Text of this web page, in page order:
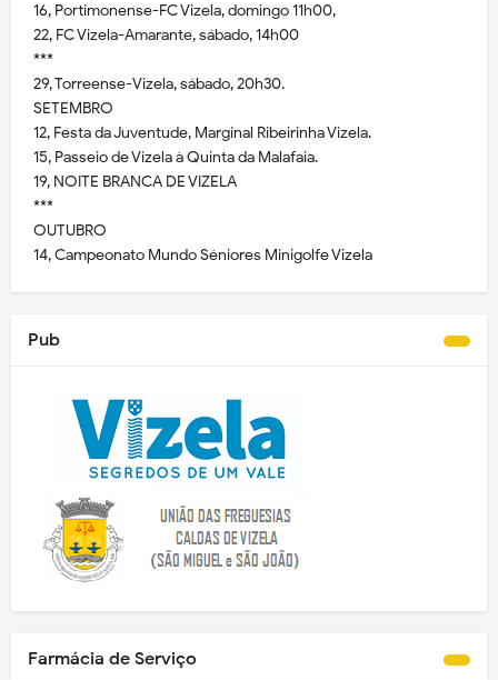
16, Portimonense-FC Vizela, domingo 11h00,
22, FC Vizela-Amarante, sábado, 14h00
***
29, Torreense-Vizela, sábado, 20h30.
SETEMBRO
12, Festa da Juventude, Marginal Ribeirinha Vizela.
15, Passeio de Vizela à Quinta da Malafaia.
19, NOITE BRANCA DE VIZELA
***
OUTUBRO
14, Campeonato Mundo Séniores Minigolfe Vizela
Pub
Farmácia de Serviço